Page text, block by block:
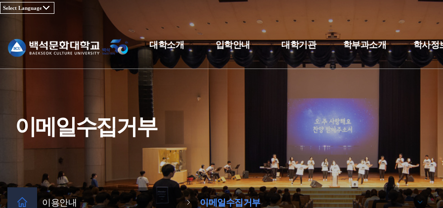
대학소개 입학안내 대학기관 학부과소개 학사정
이메일수집거부
이용안내 이메일수집거부